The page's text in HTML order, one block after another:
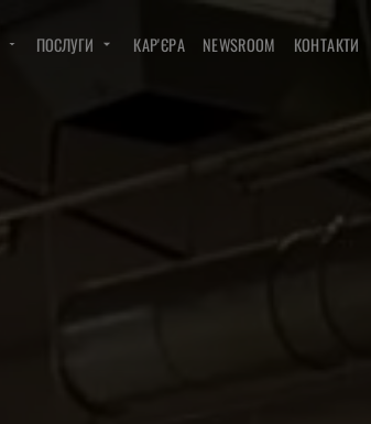
ПОСЛУГИ КАР'ЄРА NEWSROOM КОНТАКТИ